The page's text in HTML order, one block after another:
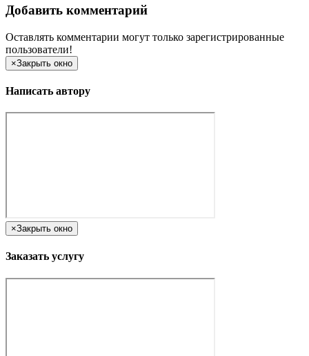
Добавить комментарий
Оставлять комментарии могут только зарегистрированные
пользователи!
×Закрыть окно
Написать автору
×Закрыть окно
Заказать услугу